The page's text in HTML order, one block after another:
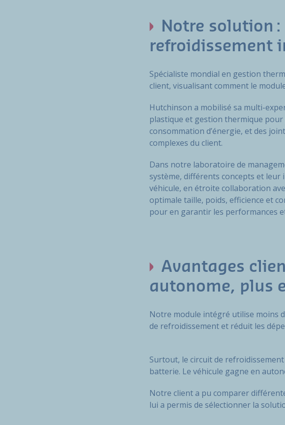
Notre solution
refroidissement
Spécialiste mondial en gestion
client, visualisant comment le
Hutchinson a mobilisé sa multi-
plastique et gestion thermique
consommation d’énergie, et des
complexes du client.
Dans notre laboratoire de
système, différents concepts et leur
véhicule, en étroite collaboration
optimale taille, poids, efficience et
pour en garantir les performances
Avantages
autonome, plus
Notre module intégré utilise moins
de refroidissement et réduit les
Surtout, le circuit de
batterie. Le véhicule gagne en
Notre client a pu comparer
lui a permis de sélectionner la